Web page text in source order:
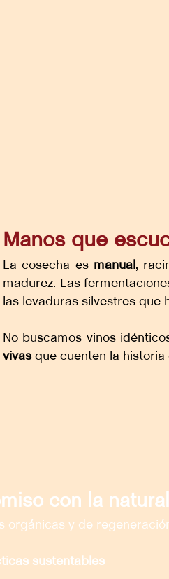
Manos que
La cosecha es manual,
madurez. Las
las levaduras silvestres que
No buscamos vinos
vivasque cuenten la historia
con la
orgánicas y de
sustentables